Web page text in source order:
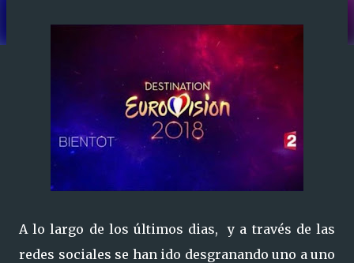
A lo largo de los últimos dias, y a través de las
redes sociales se han ido desgranando uno a uno